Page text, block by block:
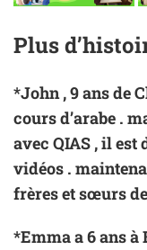
Plus
*John , 9 ans de
cours d’arabe .
avec QIAS , il
vidéos .
frères et sœurs
*Emma a 6 ans